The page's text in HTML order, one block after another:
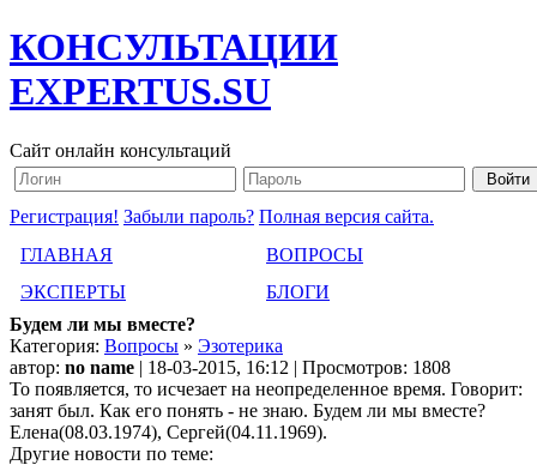
КОНСУЛЬТАЦИИ
EXPERTUS.SU
Сайт онлайн консультаций
Регистрация! Забыли пароль? Полная версия сайта.
ГЛАВНАЯ
ВОПРОСЫ
ЭКСПЕРТЫ
БЛОГИ
Будем ли мы вместе?
Категория: Вопросы » Эзотерика
автор: no name | 18-03-2015, 16:12 | Просмотров: 1808
То появляется, то исчезает на неопределенное время. Говорит:
занят был. Как его понять - не знаю. Будем ли мы вместе?
Елена(08.03.1974), Сергей(04.11.1969).
Другие новости по теме: